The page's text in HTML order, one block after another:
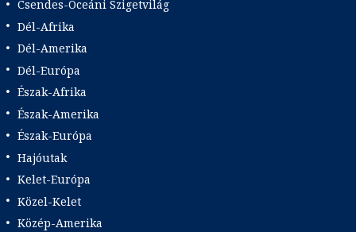
Csendes-Óceáni Szigetvilág
Dél-Afrika
Dél-Amerika
Dél-Európa
Észak-Afrika
Észak-Amerika
Észak-Európa
Hajóutak
Kelet-Európa
Közel-Kelet
Közép-Amerika